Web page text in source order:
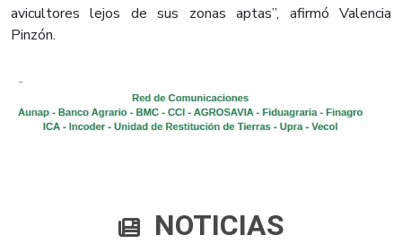
avicultores lejos de sus zonas aptas”, afirmó Valencia
Pinzón.
NOTICIAS